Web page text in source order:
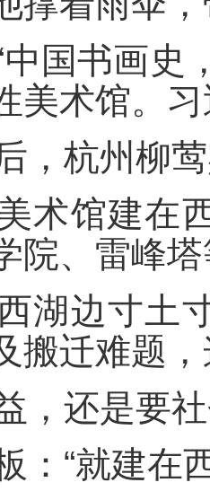
国书画史
美术馆。
，杭州柳
术馆建在
院、雷峰
湖边寸土
搬迁难题
，还是要
：“就建在